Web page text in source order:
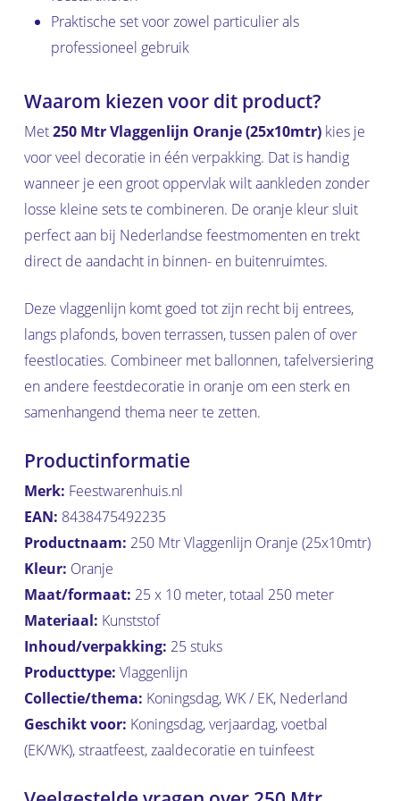
Praktische set voor zowel particulier als
professioneel gebruik
Waarom kiezen voor dit product?
Met250 Mtr Vlaggenlijn Oranje (25x10mtr)kies je
voor veel decoratie in één verpakking. Dat is handig
wanneer je een groot oppervlak wilt aankleden zonder
losse kleine sets te combineren. De oranje kleur sluit
perfect aan bij Nederlandse feestmomenten en trekt
direct de aandacht in binnen- en buitenruimtes.
Deze vlaggenlijn komt goed tot zijn recht bij entrees,
langs plafonds, boven terrassen, tussen palen of over
feestlocaties. Combineer met ballonnen, tafelversiering
en andere feestdecoratie in oranje om een sterk en
samenhangend thema neer te zetten.
Productinformatie
Merk: Feestwarenhuis.nl
EAN: 8438475492235
Productnaam: 250 Mtr Vlaggenlijn Oranje (25x10mtr)
Kleur: Oranje
Maat/formaat: 25 x 10 meter, totaal 250 meter
Materiaal: Kunststof
Inhoud/verpakking: 25 stuks
Producttype: Vlaggenlijn
Collectie/thema: Koningsdag, WK / EK, Nederland
Geschikt voor: Koningsdag, verjaardag, voetbal
(EK/WK), straatfeest, zaaldecoratie en tuinfeest